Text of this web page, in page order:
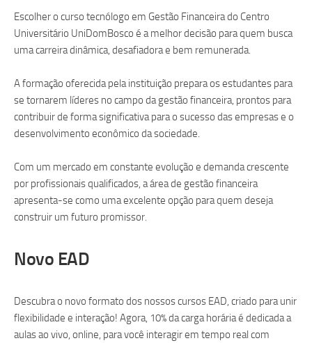
Escolher o curso tecnólogo em Gestão Financeira do Centro
Universitário UniDomBosco é a melhor decisão para quem busca
uma carreira dinâmica, desafiadora e bem remunerada.
A formação oferecida pela instituição prepara os estudantes para
se tornarem líderes no campo da gestão financeira, prontos para
contribuir de forma significativa para o sucesso das empresas e o
desenvolvimento econômico da sociedade.
Com um mercado em constante evolução e demanda crescente
por profissionais qualificados, a área de gestão financeira
apresenta-se como uma excelente opção para quem deseja
construir um futuro promissor.
Novo EAD
Descubra o novo formato dos nossos cursos EAD, criado para unir
flexibilidade e interação! Agora, 10% da carga horária é dedicada a
aulas ao vivo, online, para você interagir em tempo real com